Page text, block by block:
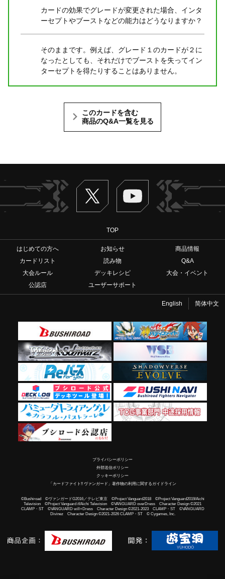
カードの効果でグレードが変更された場合、インタ
ーセプトやブーストなどの能力はどうなりますか？
そのままです。例えば、グレード１のカードが２に
なったとしても、それだけでブーストを失ってイン
ターセプトを得たりすることはありません。
このカードを含む
商品のQ&A一覧を見る
Twitter ヴァンガードch
TOP
はじめての方へ お知らせ
商品情報
カードリスト
読み物
Q&A
大会ルール
デッキレシピ
大会・イベント
公認店
ユーザーサポート
English 简体中文
プライバシーポリシー
外部送信ポリシー
クッキーポリシー
「カードファイト!! ヴァンガード」著作物の利用に関するガイドライン
©Bushiroad ©ヴァンガードG2016／テレビ東京 ©Project Vanguard2018 ©Project Vanguard2019/Aichi
Television ©Project Vanguard if/Aichi Television ©VANGUARD overDress Character Design ©2021
CLAMP・ST ©VANGUARD will+Dress Character Design ©2021-2023 CLAMP・ST ©VANGUARD
Divinez Character Design ©2021-2026 CLAMP・ST © Cygames, Inc.